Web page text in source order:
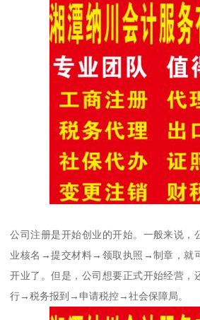
公司注册是开始创业的开始。一般来说，
业核名→提交材料→领取执照→制章，就
开业了。但是，公司想要正式开始经营，
行→税务报到→申请税控→社会保障局。